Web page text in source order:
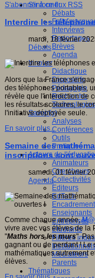
S'informer
Débats
Faits
Interviews
Reportages
Brèves
Agenda
Innover
Didactique
Dispositifs
Pédagogie
Recherche
Technologies
Savoir(s)
Analyses
Conférences
Outils
Pratiques
Acteurs de
Animateurs
Chercheurs
Collectivités
Editeurs
EdTech
Encadrement
Enseignants
Entreprises
Etudiants
Filières
Médiateurs
Parents
Thématiques
S'abonner à ce flux RSS
Interdire les
mardi, 18 février
Débats
Alors que la France
des téléphones portables,
révèle que l'interdiction de
les résultats scolaires, le
l'initiative déployée seule.
En savoir plus...
Semaine des
inscriptions sont
samedi, 01 février
Agenda
Comme chaque année,
vivre avec vos élèves de la
"Maths hors les murs".
gagnant ou de perdant ! Le
mathématiques autrement
élèves.